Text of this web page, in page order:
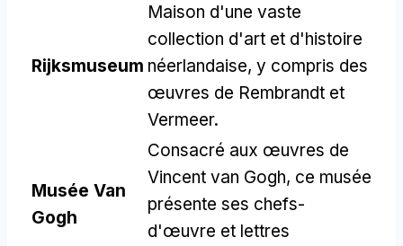
Rijksmuseum
Maison d'une vaste
collection d'art et d'histoire
néerlandaise, y compris des
œuvres de Rembrandt et
Vermeer.
Musée Van
Gogh
Consacré aux œuvres de
Vincent van Gogh, ce musée
présente ses chefs-
d'œuvre et lettres